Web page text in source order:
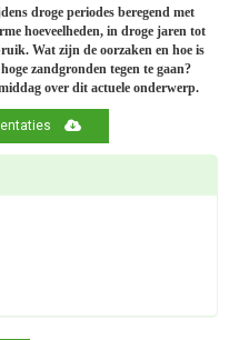
droge periodes beregend met
hoeveelheden, in droge jaren tot
Wat zijn de oorzaken en hoe is
zandgronden tegen te gaan?
over dit actuele onderwerp.